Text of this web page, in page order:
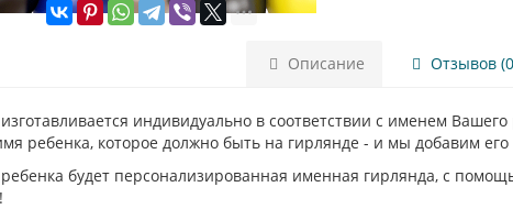
Описание Отзывов
индивидуально в соответствии с именем
ребенка, которое должно быть на гирлянде - и мы добавим
будет персонализированная именная гирлянда, с